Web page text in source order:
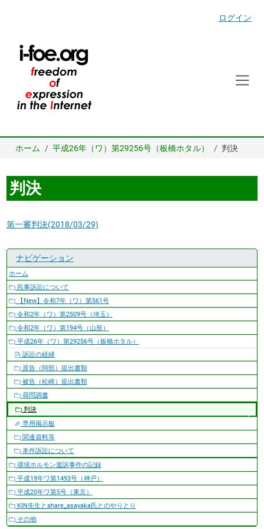
ログイン
ホーム 平成26年（ワ）第29256号（板橋ホタル） 判決
判決
第一審判決(2018/03/29)
ナビゲーション
ホーム
民事訴訟について
【New】令和7年（ワ）第561号
令和2年（ワ）第2509号（埼玉）
令和2年（ワ）第194号（山形）
平成26年（ワ）第29256号（板橋ホタル）
訴訟の経緯
原告（阿部）提出書類
被告（松崎）提出書類
尋問調書
判決
専用掲示板
関連資料等
本件訴訟について
環境ホルモン濫訴事件の記録
平成19年ワ第1493号（神戸）
平成20年ワ第5号（東京）
KIN先生とahare_asayaka氏とのやりとり
その他